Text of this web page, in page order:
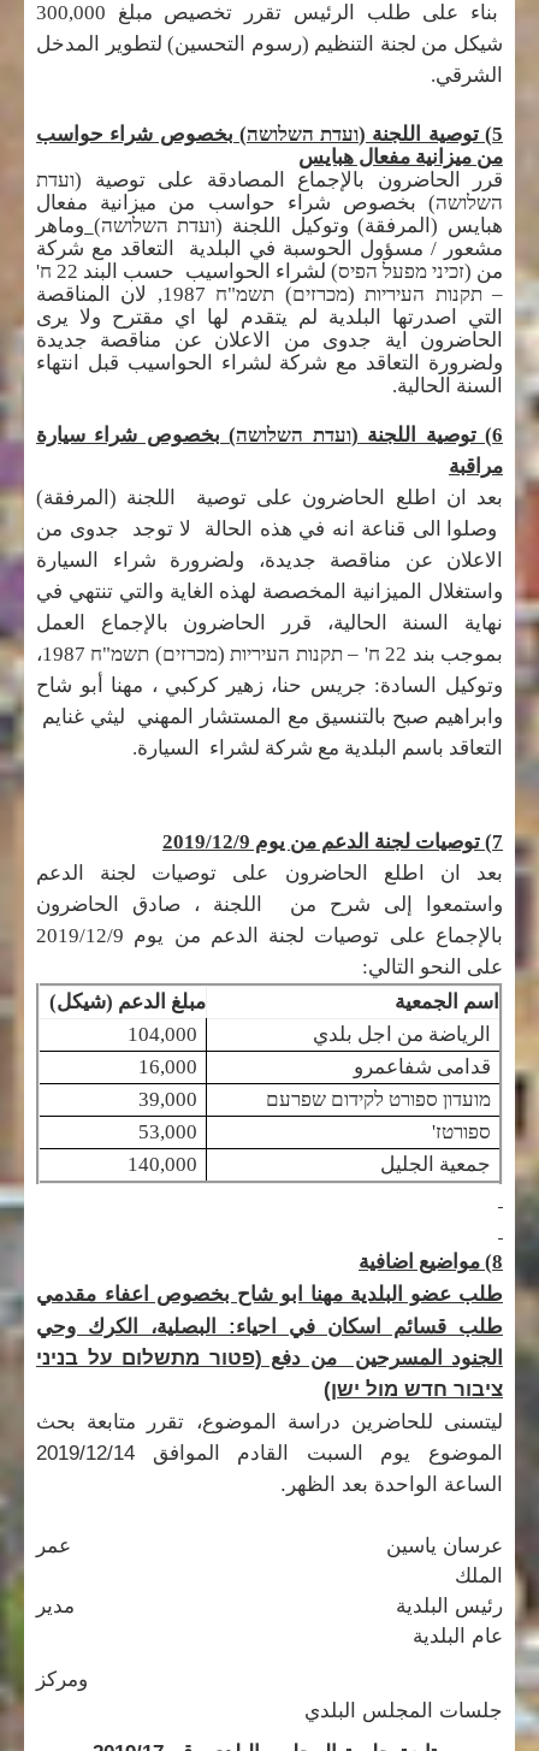
بناء على طلب الرئيس تقرر تخصيص مبلغ 300,000
شيكل من لجنة التنظيم (رسوم التحسين) لتطوير المدخل
الشرقي.
5) توصية اللجنة ( ועדת השלושה) بخصوص شراء حواسب
من ميزانية مفعال هبايس
قرر الحاضرون بالإجماع المصادقة على توصية (ועדת
השלושה) بخصوص شراء حواسب من ميزانية مفعال
هبايس (المرفقة) وتوكيل اللجنة (ועדת השלושה) وماهر
مشعور / مسؤول الحوسبة في البلدية التعاقد مع شركة
من (זכיני מפעל הפיס) لشراء الحواسيب حسب البند 22
ח'
– תקנות העיריות (מכרזים) תשמ"ח 1987,
لان المناقصة
التي اصدرتها البلدية لم يتقدم لها اي مقترح ولا يرى
الحاضرون اية جدوى من الاعلان عن مناقصة جديدة
ولضرورة التعاقد مع شركة لشراء الحواسيب قبل انتهاء
السنة الحالية.
6) توصية اللجنة ( ועדת השלושה) بخصوص شراء سيارة
مراقبة
بعد ان اطلع الحاضرون على توصية اللجنة ( المرفقة)
وصلوا الى قناعة انه في هذه الحالة لا توجد جدوى من
الاعلان عن مناقصة جديدة، ولضرورة شراء السيارة
واستغلال الميزانية المخصصة لهذه الغاية والتي تنتهي في
نهاية السنة الحالية، قرر الحاضرون بالإجماع العمل
بموجب بند 22
ח' – תקנות העיריות (מכרזים) תשמ"ח 1987
،
وتوكيل السادة: جريس حنا، زهير كركبي ، مهنا أبو شاح
وابراهيم صبح بالتنسيق مع المستشار المهني ليثي غنايم
التعاقد باسم البلدية مع شركة لشراء السيارة.
7) توصيات لجنة الدعم من يوم 2019/12/9
بعد ان اطلع الحاضرون على توصيات لجنة الدعم
واستمعوا إلى شرح من اللجنة ، صادق الحاضرون
بالإجماع على توصيات لجنة الدعم من يوم 2019/12/9
على النحو التالي:
اسم الجمعية
مبلغ الدعم (شيكل)
الرياضة من اجل بلدي
104,000
قدامى شفاعمرو
16,000
מועדון ספורט לקידום שפרעם
39,000
ספורטז'
53,000
جمعية الجليل
140,000
8) مواضيع اضافية
طلب عضو البلدية مهنا ابو شاح بخصوص
اعفاء مقدمي
طلب قسائم اسكان في احياء: البصلية، الكرك وحي
الجنود المسرحين من دفع (פטור מתשלום על בניני
ציבור חדש מול ישן)
ليتسنى للحاضرين دراسة الموضوع، تقرر متابعة بحث
الموضوع يوم السبت القادم الموافق 2019/12/14
الساعة الواحدة بعد الظهر.
عرسان ياسين عمر
الملك
رئيس البلدية مدير
عام البلدية
ومركز
جلسات المجلس البلدي